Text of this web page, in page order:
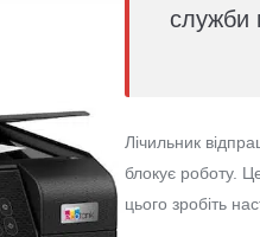
служби
Лічильник
блокує роботу.
цього зробіть